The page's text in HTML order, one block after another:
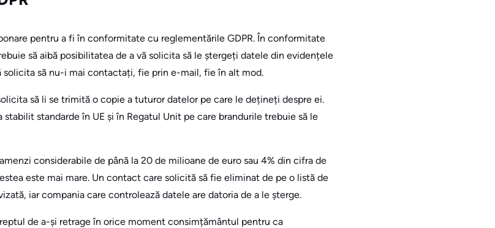
pentru a fi în conformitate cu reglementările GDPR. În conformitate
să aibă posibilitatea de a vă solicita să le ștergeți datele din evidențele
solicita să nu-i mai contactați, fie prin e-mail, fie în alt mod.
să li se trimită o copie a tuturor datelor pe care le dețineți despre ei.
stabilit standarde în UE și în Regatul Unit pe care brandurile trebuie să le
considerabile de până la 20 de milioane de euro sau 4% din cifra de
este mai mare. Un contact care solicită să fie eliminat de pe o listă de
iar compania care controlează datele are datoria de a le șterge.
de a-și retrage în orice moment consimțământul pentru ca